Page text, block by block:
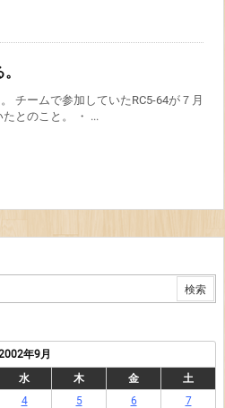
チームで参加していたRC5-64が７月
とのこと。 ・ ...
年9月
水 木 金
土
4 5 6
7